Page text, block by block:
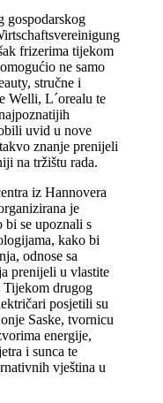
gospodarskog
frizerima tijekom
ne samo
stručne i
Welli, L´orealu te
uvid u nove
znanje prenijeli
na tržištu rada.
iz Hannovera
je
bi se upoznali s
kako bi
odnose sa
prenijeli u vlastite
Tijekom drugog
posjetili su
Saske, tvornicu
energije,
i sunca te
vještina u